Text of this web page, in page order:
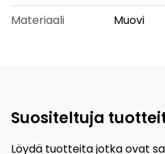
Materiaali
Muovi
Suositeltuja
Löydä tuotteita jotka ovat